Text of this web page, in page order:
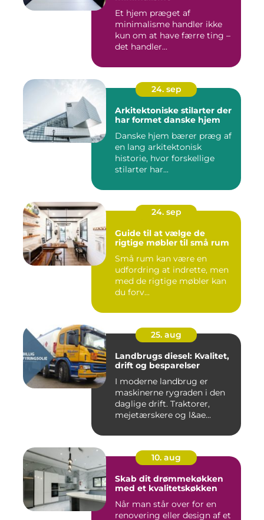
Et hjem præget af
minimalisme handler ikke
kun om at have færre ting –
det handler...
24. sep
Arkitektoniske stilarter der
har formet danske hjem
Danske hjem bærer præg af
en lang arkitektonisk
historie, hvor forskellige
stilarter har...
24. sep
Guide til at vælge de
rigtige møbler til små rum
Små rum kan være en
udfordring at indrette, men
med de rigtige møbler kan
du forv...
25. aug
Landbrugs diesel: Kvalitet,
drift og besparelser
I moderne landbrug er
maskinerne rygraden i den
daglige drift. Traktorer,
mejetærskere og l&ae...
10. aug
Skab dit drømmekøkken
med et kvalitetskøkken
Når man står over for en
renovering eller design af et